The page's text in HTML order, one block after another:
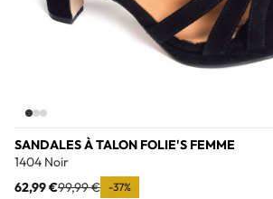
SANDALES À TALON FOLIE'S FEMME
1404 Noir
62,99 €99,99 € -37%